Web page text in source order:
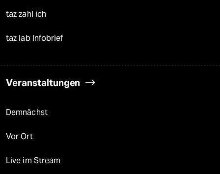
taz zahl ich
taz lab Infobrief
Veranstaltungen
Demnächst
Vor Ort
Live im Stream